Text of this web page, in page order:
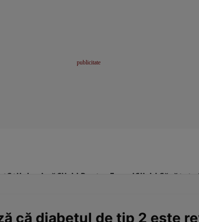
Stil de viațăClick! Pentru FemeiClick! Sănătate
că diabetul de tip 2 este